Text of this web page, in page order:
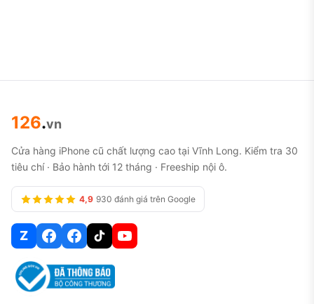
126.vn
Cửa hàng iPhone cũ chất lượng cao tại Vĩnh Long. Kiểm tra 30
tiêu chí · Bảo hành tới 12 tháng · Freeship nội ô.
4,9 930 đánh giá trên Google
Z